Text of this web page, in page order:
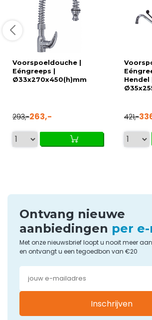
Voorspoeldouche |
Eéngreeps |
Ø33x270x450(h)mm
293,-263,-
Hendel
421,-
Ontvang nieuwe
aanbiedingen per
Met onze nieuwsbrief loopt u nooit meer
en ontvangt u een tegoedbon van €20
Inschrijven